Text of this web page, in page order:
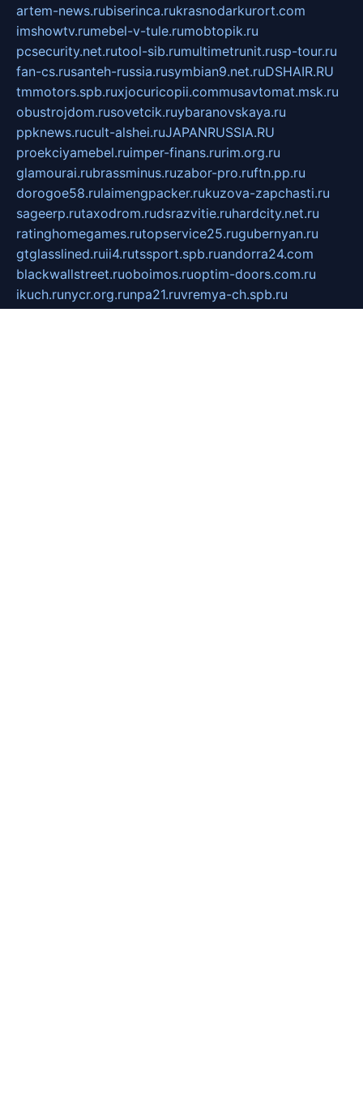
artem-news.rubiserinca.rukrasnodarkurort.com
imshowtv.rumebel-v-tule.rumobtopik.ru
pcsecurity.net.rutool-sib.rumultimetrunit.rusp-tour.ru
fan-cs.rusanteh-russia.rusymbian9.net.ruDSHAIR.RU
tmmotors.spb.ruxjocuricopii.commusavtomat.msk.ru
obustrojdom.rusovetcik.ruybaranovskaya.ru
ppknews.rucult-alshei.ruJAPANRUSSIA.RU
proekciyamebel.ruimper-finans.rurim.org.ru
glamourai.rubrassminus.ruzabor-pro.ruftn.pp.ru
dorogoe58.rulaimengpacker.rukuzova-zapchasti.ru
sageerp.rutaxodrom.rudsrazvitie.ruhardcity.net.ru
ratinghomegames.rutopservice25.rugubernyan.ru
gtglasslined.ruii4.rutssport.spb.ruandorra24.com
blackwallstreet.ruoboimos.ruoptim-doors.com.ru
ikuch.runycr.org.runpa21.ruvremya-ch.spb.ru